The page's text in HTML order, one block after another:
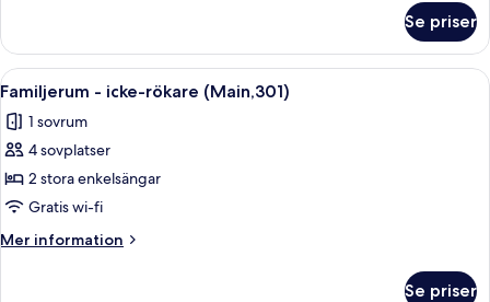
-
icke-
rökare
(Main,207)
Se priser
Öppna
alla
foton
för
Familjerum
-
icke-
rökare
Ett litet hotellrum med en säng, ett
28
Familjerum - icke-rökare (Main,301)
1 sovrum
4 sovplatser
2 stora enkelsängar
Gratis wi-fi
Mer information
Mer
Se priser